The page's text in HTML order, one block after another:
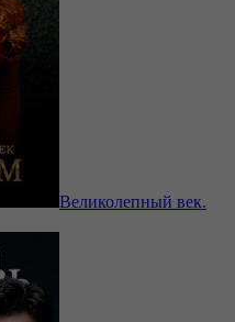
Великолепный век.